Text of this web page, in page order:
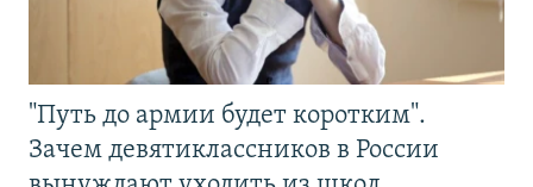
"Путь до армии будет коротким".
Зачем девятиклассников в России